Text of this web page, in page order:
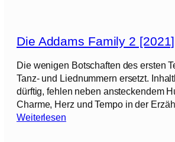
h
2
0
2
3
]
Die Addams Family 2 [2021]
Die wenigen Botschaften des ersten
Tanz- und Liednummern ersetzt.
dürftig, fehlen neben ansteckendem
Charme, Herz und Tempo in der
Weiterlesen: